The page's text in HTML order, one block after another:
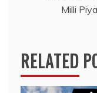
Milli
RELATED